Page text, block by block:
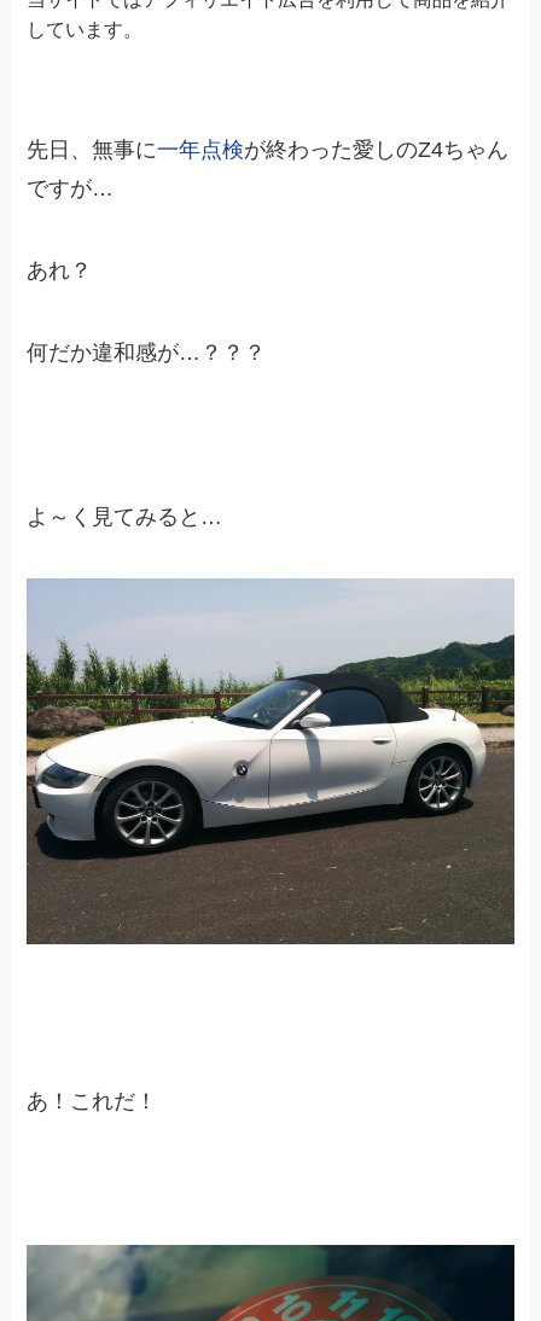
しています。
先日、無事に一年点検が終わった愛しのZ4ちゃん
ですが…
あれ？
何だか違和感が…？？？
よ～く見てみると…
あ！これだ！